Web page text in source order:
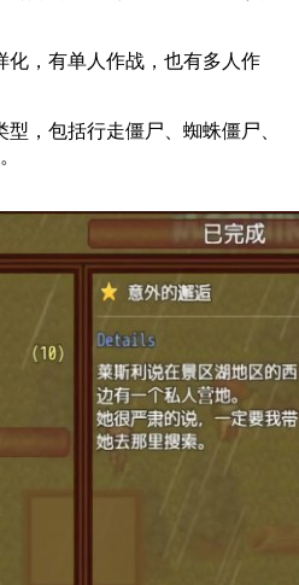
，有单人作战，也有多人作
，包括行走僵尸、蜘蛛僵尸、